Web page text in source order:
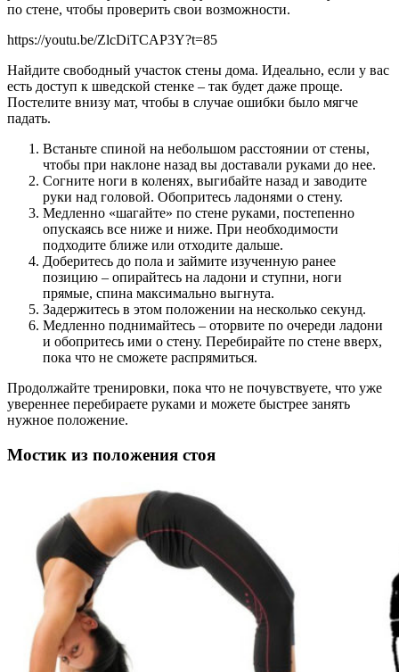
по стене, чтобы проверить свои возможности.
https://youtu.be/ZlcDiTCAP3Y?t=85
Найдите свободный участок стены дома. Идеально, если у вас
есть доступ к шведской стенке – так будет даже проще.
Постелите внизу мат, чтобы в случае ошибки было мягче
падать.
Встаньте спиной на небольшом расстоянии от стены,
чтобы при наклоне назад вы доставали руками до нее.
Согните ноги в коленях, выгибайте назад и заводите
руки над головой. Обопритесь ладонями о стену.
Медленно «шагайте» по стене руками, постепенно
опускаясь все ниже и ниже. При необходимости
подходите ближе или отходите дальше.
Доберитесь до пола и займите изученную ранее
позицию – опирайтесь на ладони и ступни, ноги
прямые, спина максимально выгнута.
Задержитесь в этом положении на несколько секунд.
Медленно поднимайтесь – оторвите по очереди ладони
и обопритесь ими о стену. Перебирайте по стене вверх,
пока что не сможете распрямиться.
Продолжайте тренировки, пока что не почувствуете, что уже
увереннее перебираете руками и можете быстрее занять
нужное положение.
Мостик из положения стоя